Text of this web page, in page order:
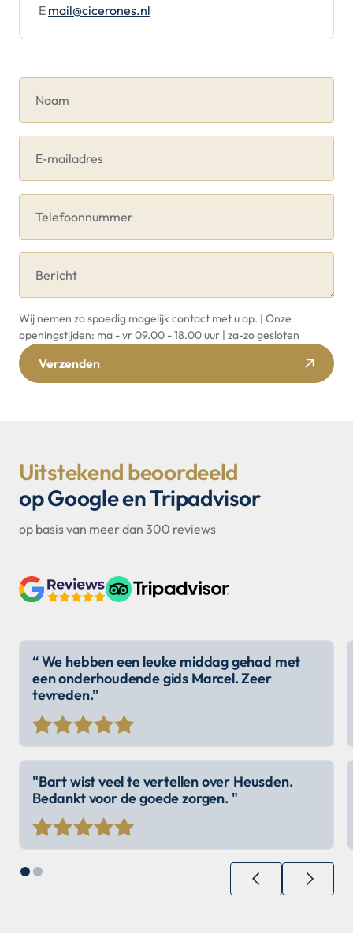
E mail@cicerones.nl
Naam
E-mailadres
Telefoonnummer
Bericht
Wij nemen zo spoedig mogelijk contact met u op. | Onze
openingstijden: ma - vr 09.00 - 18.00 uur | za-zo gesloten
Verzenden
Uitstekend beoordeeld
op Google en Tripadvisor
op basis van meer dan 300 reviews
“ We hebben een leuke middag gehad met
een onderhoudende gids Marcel. Zeer
tevreden.”
"Bart wist veel te vertellen over Heusden.
Bedankt voor de goede zorgen. "